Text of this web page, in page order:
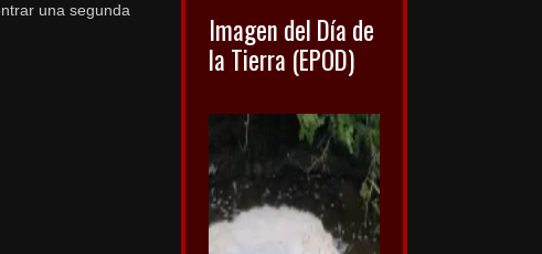
una segunda
Imagen del Día de
la Tierra (EPOD)